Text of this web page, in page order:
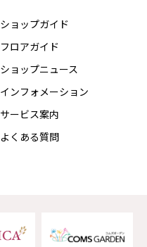
ショップガイド
フロアガイド
ショップニュース
インフォメーション
サービス案内
よくある質問